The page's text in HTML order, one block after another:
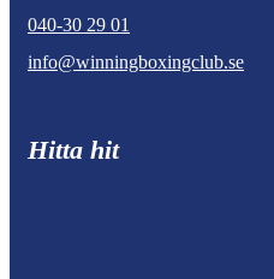
040-30 29 01
info@winningboxingclub.se
Hitta hit